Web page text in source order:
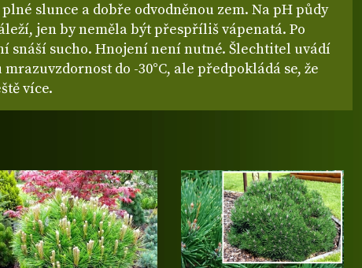
slunce a dobře odvodněnou zem. Na pH půdy
jen by neměla být přespříliš vápenatá. Po
snáší sucho. Hnojení není nutné. Šlechtitel uvádí
do -30°C, ale předpokládá se, že
více.